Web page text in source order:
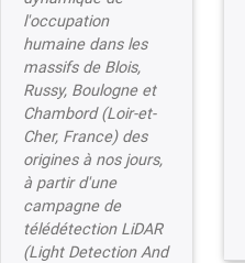
l'occupation
humaine dans les
massifs de Blois,
Russy, Boulogne et
Chambord (Loir-et-
Cher, France) des
origines à nos jours,
à partir d'une
campagne de
télédétection LiDAR
(Light Detection And